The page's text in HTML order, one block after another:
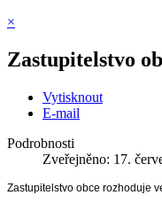
×
Zastupitelstvo
Vytisknout
E-mail
Podrobnosti
Zveřejněno: 17.
Zastupitelstvo obce rozhoduje